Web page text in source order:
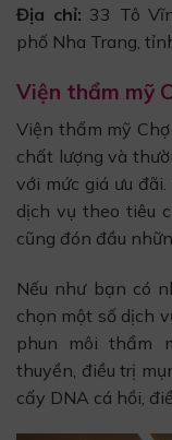
Địa chỉ: 33 Tô
phố Nha Trang,
Viện thẩm mỹ
Viện thẩm mỹ
chất lượng và
với mức giá ưu
dịch vụ theo tiêu
cũng đón đầu
Nếu như bạn có
chọn một số dịch
phun môi thẩm
thuyền, điều trị
cấy DNA cá hồi,